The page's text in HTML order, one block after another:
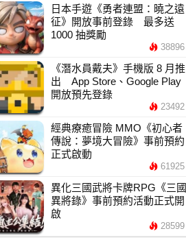
日本手遊《勇者連盟：曉之遠
征》開放事前登錄 最多送
1000 抽獎勵
38896
《潛水員戴夫》手機版 8 月推
出 App Store、Google Play
開放預先登錄
23492
經典療癒冒險 MMO《初心者
傳說：夢境大冒險》事前預約
正式啟動
61925
異化三國武將卡牌RPG《三國
異將錄》事前預約活動正式開
啟
28599